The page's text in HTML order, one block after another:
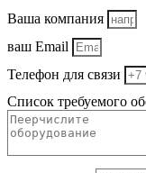
Ваша компания
ваш Email
Телефон для связи
Список требуемого